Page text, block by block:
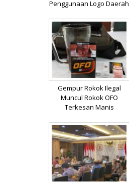
Penggunaan Logo Daerah
Gempur Rokok Ilegal
Muncul Rokok OFO
Terkesan Manis